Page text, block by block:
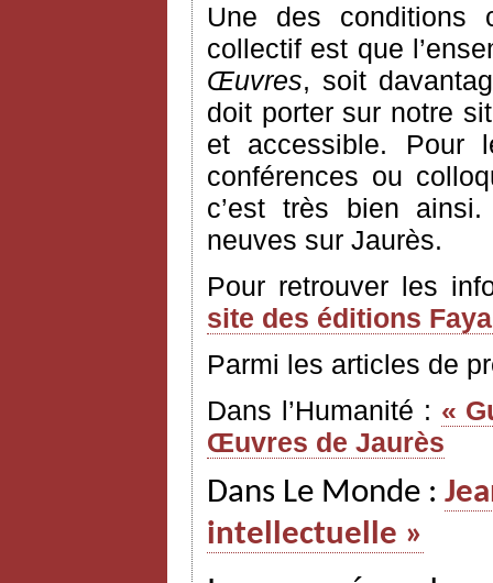
Une des conditions
collectif est que
Œuvres, soit
doit porter sur notre
et accessible. Pour
conférences ou
c’est très bien
neuves sur Jaurès.
Pour retrouver les
site des éditions
Parmi les articles de
Dans l’Humanité : «
Œuvres de Jaurès
Dans Le Monde :
intellectuelle »